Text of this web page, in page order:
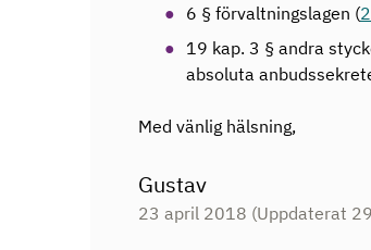
6 § förvaltningslagen (
19 kap. 3 § andra
absoluta
Med vänlig hälsning,
Gustav
23 april 2018 (Uppdaterat